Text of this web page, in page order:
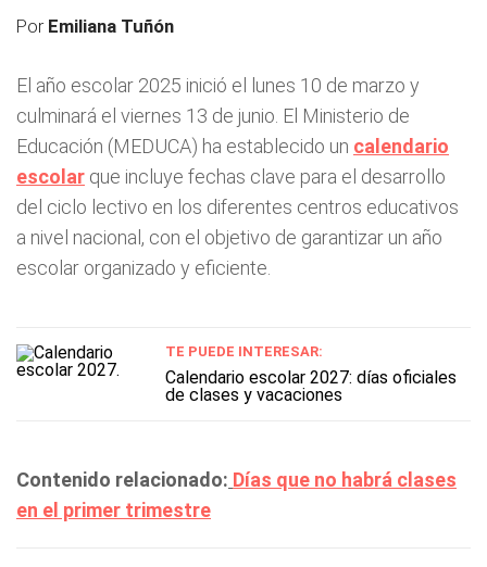
Por Emiliana Tuñón
El año escolar 2025 inició el lunes 10 de marzo y
culminará el viernes 13 de junio. El Ministerio de
Educación (MEDUCA) ha establecido un calendario
escolar que incluye fechas clave para el desarrollo
del ciclo lectivo en los diferentes centros educativos
a nivel nacional, con el objetivo de garantizar un año
escolar organizado y eficiente.
TE PUEDE INTERESAR:
Calendario escolar 2027: días oficiales
de clases y vacaciones
Contenido relacionado: Días que no habrá clases
en el primer trimestre